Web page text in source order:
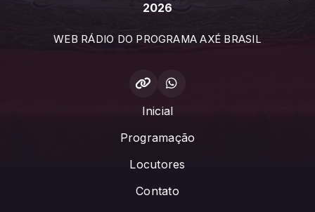
2026
WEB RÁDIO DO PROGRAMA AXÉ BRASIL
Inicial
Programação
Locutores
Contato